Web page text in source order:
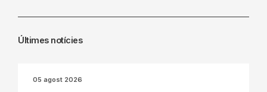
Últimes notícies
05 agost 2026